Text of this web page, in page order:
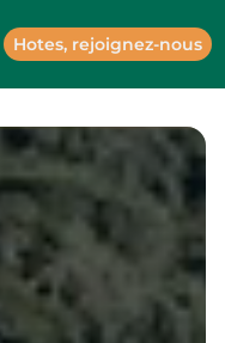
Hotes, rejoignez-nous